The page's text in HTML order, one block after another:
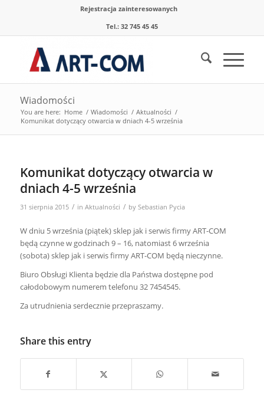
Rejestracja zainteresowanych
Tel.: 32 745 45 45
Wiadomości
You are here: Home / Wiadomości / Aktualności /
Komunikat dotyczący otwarcia w dniach 4-5 września
Komunikat dotyczący otwarcia w
dniach 4-5 września
31 sierpnia 2015 / in Aktualności / by Sebastian Pycia
W dniu 5 września (piątek) sklep jak i serwis firmy ART-COM
będą czynne w godzinach 9 – 16, natomiast 6 września
(sobota) sklep jak i serwis firmy ART-COM będą nieczynne.
Biuro Obsługi Klienta będzie dla Państwa dostępne pod
całodobowym numerem telefonu 32 7454545.
Za utrudnienia serdecznie przepraszamy.
Share this entry